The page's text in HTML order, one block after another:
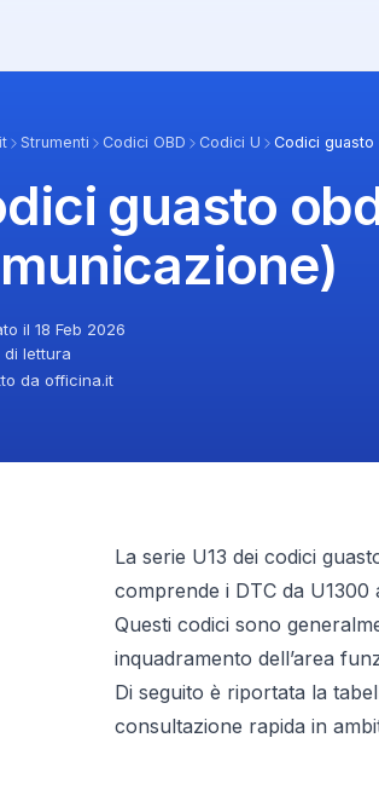
Strumenti Codici OBD Codici U Codici guasto
guasto
il 18 Feb 2026
di lettura
da officina.it
La serie U13 dei codici
comprende i DTC da U1300
Questi codici sono
inquadramento dell’area
Di seguito è riportata la
consultazione rapida in